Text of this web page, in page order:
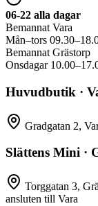
06-22 alla dagar
Bemannat Vara
Mån–tors
Bemannat Grästorp
Onsdagar
Huvudbutik ·
Gradgatan 2,
Slättens Mini ·
Torggatan 3,
ansluten till Vara